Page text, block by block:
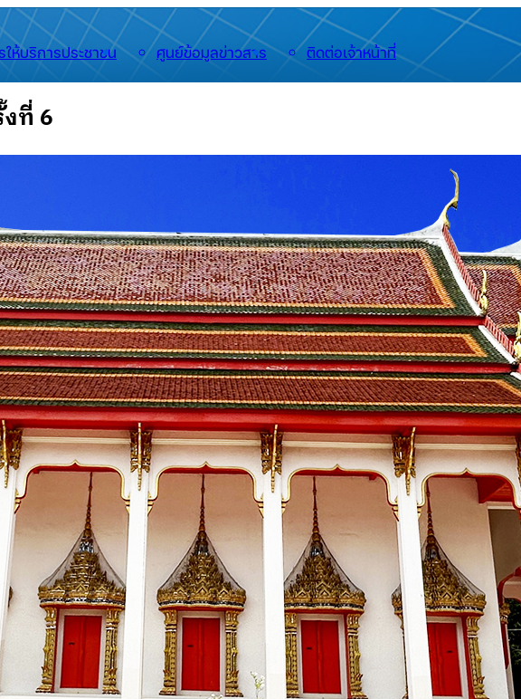
ให้บริการประชาชน ศูนย์ข้อมูลข่าวสาร ติดต่อเจ้าหน้าที่
🟡เจตจำนงสุจริตของผู้บริหาร
🟡ประวัติหลวงปู่เหล็ง โชติธโร
🟡หัวหน้าส่วนราชการ
🟡 กองช่าง
ที่ 6